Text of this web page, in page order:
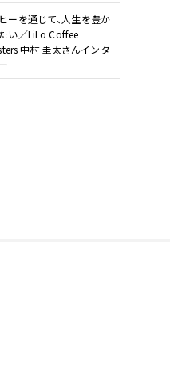
ーを通じて、人生を豊か
い／LiLo Coffee
中村 圭太さんインタ